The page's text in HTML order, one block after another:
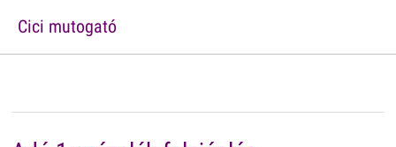
Cici mutogató